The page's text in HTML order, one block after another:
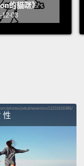
的貓咪》
03
性